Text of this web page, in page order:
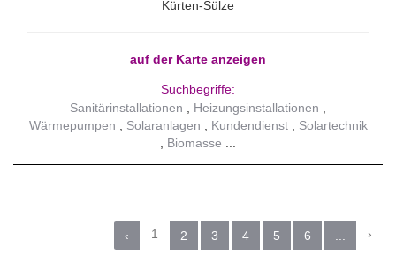
Kürten-Sülze
auf der Karte anzeigen
Suchbegriffe:
Sanitärinstallationen
Heizungsinstallationen
Wärmepumpen
Solaranlagen Kundendienst
Solartechnik
Biomasse
‹ 1 2 3 4 5 6 ›